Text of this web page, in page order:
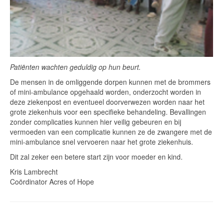
Patiënten wachten geduldig op hun beurt.
De mensen in de omliggende dorpen kunnen met de brommers
of mini-ambulance opgehaald worden, onderzocht worden in
deze ziekenpost en eventueel doorverwezen worden naar het
grote ziekenhuis voor een specifieke behandeling. Bevallingen
zonder complicaties kunnen hier veilig gebeuren en bij
vermoeden van een complicatie kunnen ze de zwangere met de
mini-ambulance snel vervoeren naar het grote ziekenhuis.
Dit zal zeker een betere start zijn voor moeder en kind.
Kris Lambrecht
Coördinator Acres of Hope